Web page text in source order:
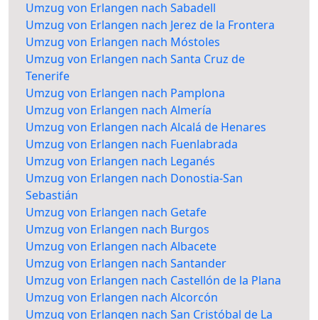
Umzug von Erlangen nach Sabadell
Umzug von Erlangen nach Jerez de la Frontera
Umzug von Erlangen nach Móstoles
Umzug von Erlangen nach Santa Cruz de
Tenerife
Umzug von Erlangen nach Pamplona
Umzug von Erlangen nach Almería
Umzug von Erlangen nach Alcalá de Henares
Umzug von Erlangen nach Fuenlabrada
Umzug von Erlangen nach Leganés
Umzug von Erlangen nach Donostia-San
Sebastián
Umzug von Erlangen nach Getafe
Umzug von Erlangen nach Burgos
Umzug von Erlangen nach Albacete
Umzug von Erlangen nach Santander
Umzug von Erlangen nach Castellón de la Plana
Umzug von Erlangen nach Alcorcón
Umzug von Erlangen nach San Cristóbal de La